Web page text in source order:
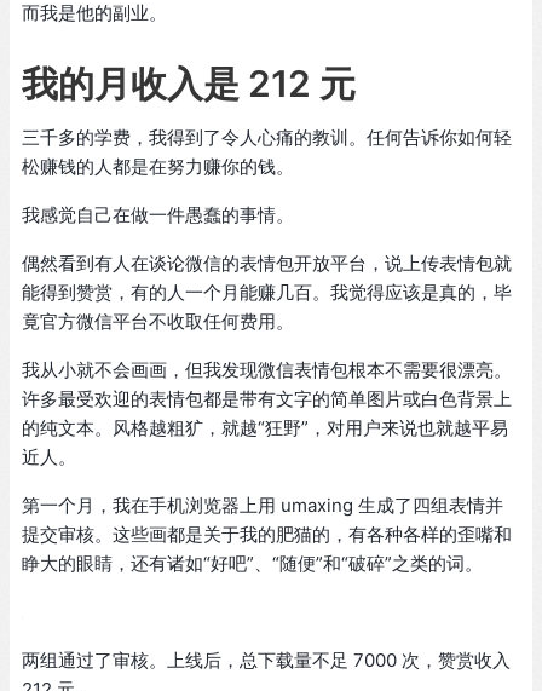
而我是他的副业。
我的月收入是 212 元
三千多的学费，我得到了令人心痛的教训。任何告诉你如何轻
松赚钱的人都是在努力赚你的钱。
我感觉自己在做一件愚蠢的事情。
偶然看到有人在谈论微信的表情包开放平台，说上传表情包就
能得到赞赏，有的人一个月能赚几百。我觉得应该是真的，毕
竟官方微信平台不收取任何费用。
我从小就不会画画，但我发现微信表情包根本不需要很漂亮。
许多最受欢迎的表情包都是带有文字的简单图片或白色背景上
的纯文本。风格越粗犷，就越“狂野”，对用户来说也就越平易
近人。
第一个月，我在手机浏览器上用 umaxing 生成了四组表情并
提交审核。这些画都是关于我的肥猫的，有各种各样的歪嘴和
睁大的眼睛，还有诸如“好吧”、“随便”和“破碎”之类的词。
两组通过了审核。上线后，总下载量不足 7000 次，赞赏收入